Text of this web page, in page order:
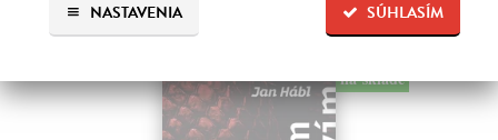
SÚHLASÍM
NASTAVENIA
na sklade